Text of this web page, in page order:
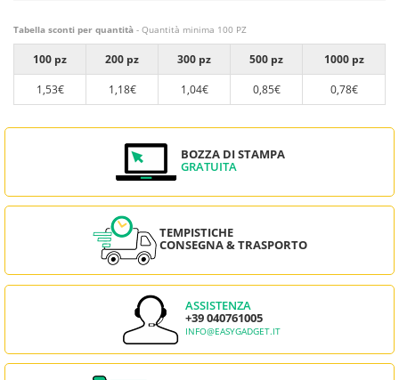
Tabella sconti per quantità - Quantità minima 100 PZ
100 pz 200 pz 300 pz 500 pz
1000 pz
1,53€
1,18€ 1,04€ 0,85€ 0,78€
BOZZA DI STAMPA
GRATUITA
TEMPISTICHE
CONSEGNA & TRASPORTO
ASSISTENZA
+39 040761005
INFO@EASYGADGET.IT